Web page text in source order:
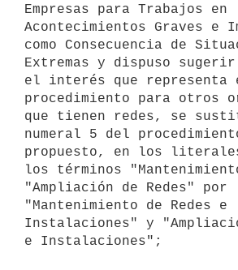
Empresas para Trabajos en
Acontecimientos Graves e
como Consecuencia de
Extremas y dispuso
el interés que representa
procedimiento para otros
que tienen redes, se
numeral 5 del
propuesto, en los
los términos
"Ampliación de Redes" por
"Mantenimiento de Redes e
Instalaciones" y
e Instalaciones";